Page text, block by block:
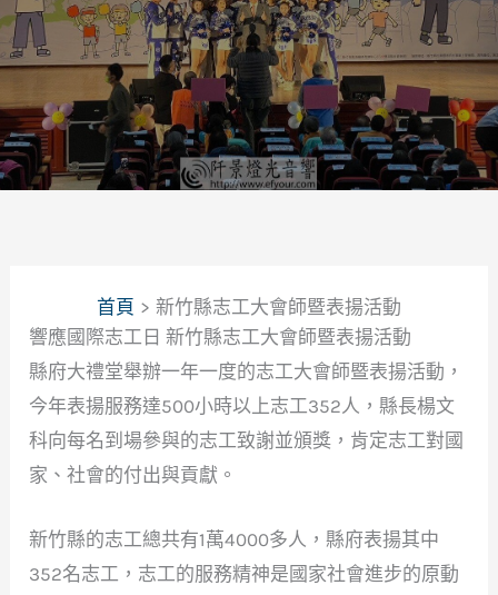
首頁
新竹縣志工大會師暨表揚活動
響應國際志工日 新竹縣志工大會師暨表揚活動
縣府大禮堂舉辦一年一度的志工大會師暨表揚活動，
今年表揚服務達500小時以上志工352人，縣長楊文
科向每名到場參與的志工致謝並頒獎，肯定志工對國
家、社會的付出與貢獻。
新竹縣的志工總共有1萬4000多人，縣府表揚其中
352名志工，志工的服務精神是國家社會進步的原動